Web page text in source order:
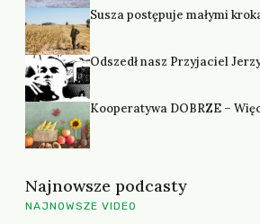
Susza postępuje małymi
Odszedł nasz Przyjaciel
Kooperatywa DOBRZE –
Najnowsze podcasty
NAJNOWSZE VIDEO